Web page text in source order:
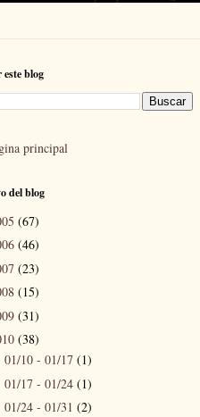
este blog
principal
del blog
(67)
(46)
(23)
(15)
(31)
(38)
01/10 - 01/17 (1)
01/17 - 01/24 (1)
01/24 - 01/31 (2)